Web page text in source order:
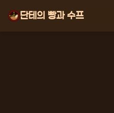
단테의 빵과 수프